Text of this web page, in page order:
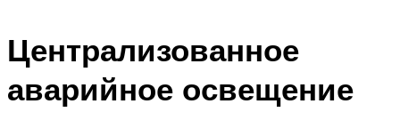
Централизованное
аварийное освещение